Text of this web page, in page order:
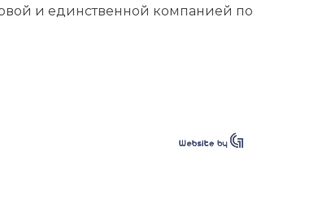
и единственной компанией по